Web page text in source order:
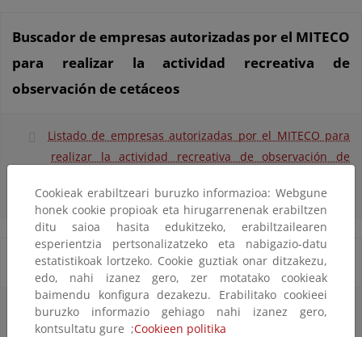
Buscador de empresas autorizadas por el MITECO
para realizar la actividad recreativa de
observación de cetáceos
Listado de empresas autorizadas por el MITECO para
realizar la actividad recreativa de observación de
Catálogo Nacional de Materiales de Base (CNMB)
CNMB
Cookieak erabiltzeari buruzko informazioa: Webgune
honek cookie propioak eta hirugarrenenak erabiltzen
ditu saioa hasita edukitzeko, erabiltzailearen
esperientzia pertsonalizatzeko eta nabigazio-datu
estatistikoak lortzeko. Cookie guztiak onar ditzakezu,
edo, nahi izanez gero, zer motatako cookieak
baimendu konfigura dezakezu. Erabilitako cookieei
buruzko informazio gehiago nahi izanez gero,
kontsultatu gure ;Cookieen politika